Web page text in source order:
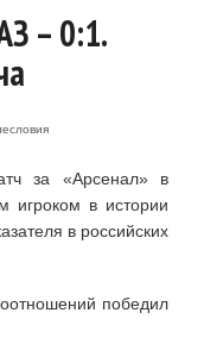
– 0:1.
за «Арсенал» в
игроком в истории
в российских
победил